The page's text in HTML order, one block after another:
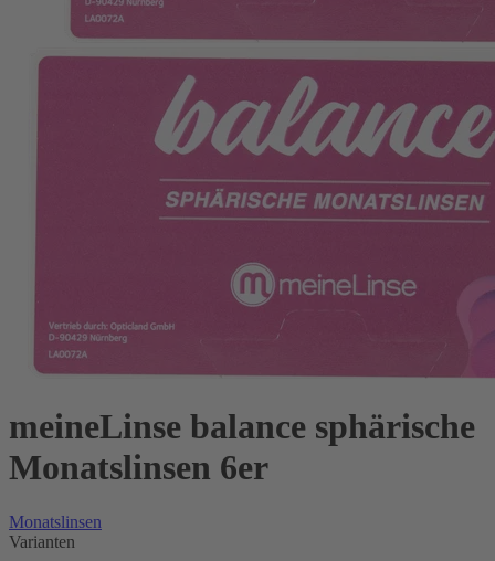
meineLinse balance sphärische
Monatslinsen 6er
Monatslinsen
Varianten